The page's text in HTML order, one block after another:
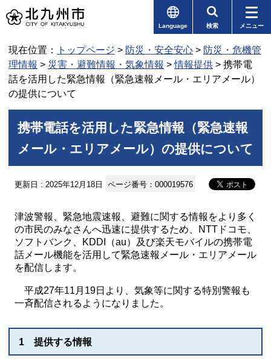
Language 検索 メニュー
現在位置： トップページ > 防災・安全安心 > 防災・危機管
理情報 > 災害・避難情報・気象情報 >情報提供 > 携帯電
話を活用した緊急情報（緊急速報メール・エリアメール）
の提供について
携帯電話を活用した緊急情報（緊急速報
メール・エリアメール）の提供について
更新日 : 2025年12月18日 ページ番号：000019576
津波警報、緊急地震速報、避難に関する情報をより多く
の市民のみなさんへ迅速に提供するため、NTTドコモ、
ソフトバンク、KDDI（au）及び楽天モバイルの携帯電
話メール機能を活用して緊急速報メール・エリアメール
を配信します。
平成27年11月19日より、気象等に関する特別警報も
一斉配信されるようになりました。
1 提供する情報